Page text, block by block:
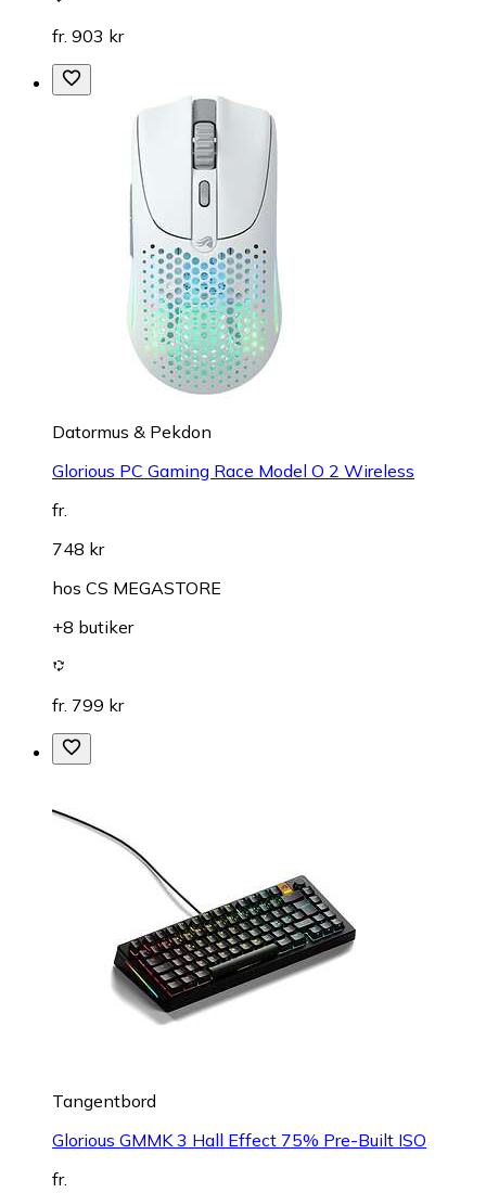
fr. 903 kr
Datormus & Pekdon
Glorious PC Gaming Race Model O 2 Wireless
fr.
748 kr
hos CS MEGASTORE
+8 butiker
fr. 799 kr
Tangentbord
Glorious GMMK 3 Hall Effect 75% Pre-Built ISO
fr.